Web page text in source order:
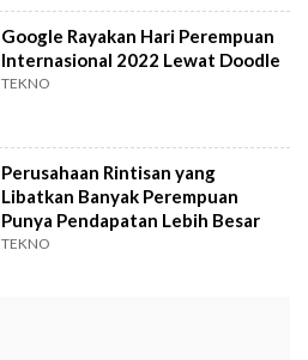
Google Rayakan Hari Perempuan
Internasional 2022 Lewat Doodle
TEKNO
Perusahaan Rintisan yang
Libatkan Banyak Perempuan
Punya Pendapatan Lebih Besar
TEKNO